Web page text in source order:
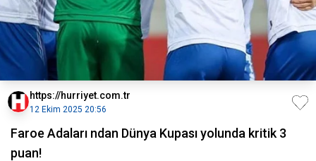
https://hurriyet.com.tr
12 Ekim 2025 20:56
Faroe Adaları ndan Dünya Kupası yolunda kritik 3
puan!